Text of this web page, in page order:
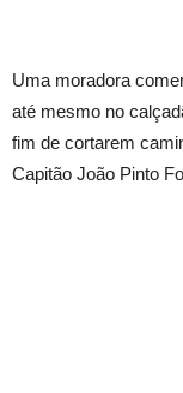
Uma moradora
até mesmo no
fim de cortarem
Capitão João Pinto